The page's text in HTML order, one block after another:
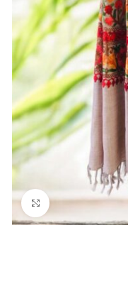
Cliquez pour